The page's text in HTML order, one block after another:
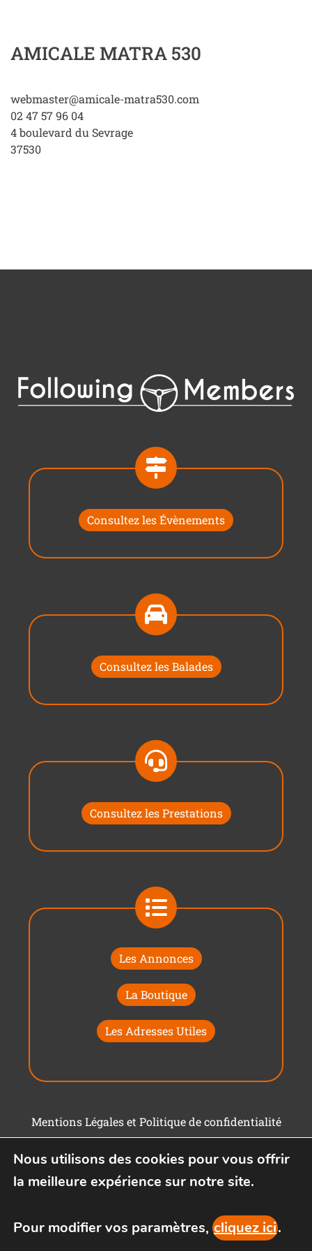
AMICALE MATRA 530
webmaster@amicale-matra530.com
02 47 57 96 04
4 boulevard du Sevrage
37530
Consultez les Évènements
Consultez les Balades
Consultez les Prestations
Les Annonces
La Boutique
Les Adresses Utiles
Mentions Légales et Politique de confidentialité
Nous utilisons des cookies pour vous offrir
la meilleure expérience sur notre site.
Pour modifier vos paramètres, cliquez ici.